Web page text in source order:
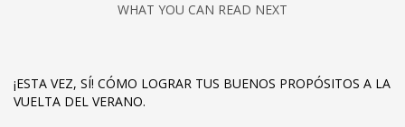
WHAT YOU CAN READ NEXT
¡ESTA VEZ, SÍ! CÓMO LOGRAR TUS BUENOS PROPÓSITOS A LA
VUELTA DEL VERANO.